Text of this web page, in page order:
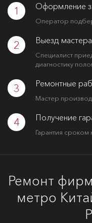
1 Оформление
Оператор
2 Выезд мастера
Специалист
диагностику
3 Ремонтные
Мастер
4 Получение
Гарантия сроком
Ремонт
метро